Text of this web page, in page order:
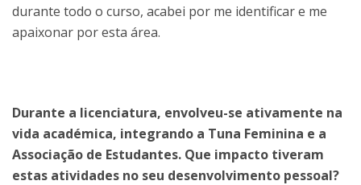
durante todo o curso, acabei por me identificar e me
apaixonar por esta área.
Durante a licenciatura, envolveu-se ativamente na
vida académica, integrando a Tuna Feminina e a
Associação de Estudantes. Que impacto tiveram
estas atividades no seu desenvolvimento pessoal?